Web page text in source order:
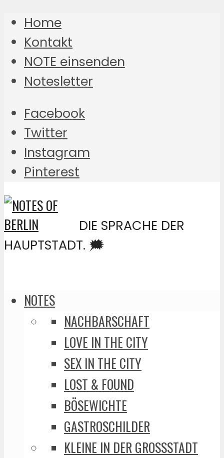
Home
Kontakt
NOTE einsenden
Notesletter
Facebook
Twitter
Instagram
Pinterest
DIE SPRACHE DER
HAUPTSTADT. 🗯️
NOTES
NACHBARSCHAFT
LOVE IN THE CITY
SEX IN THE CITY
LOST & FOUND
BÖSEWICHTE
GASTROSCHILDER
KLEINE IN DER GROSSSTADT